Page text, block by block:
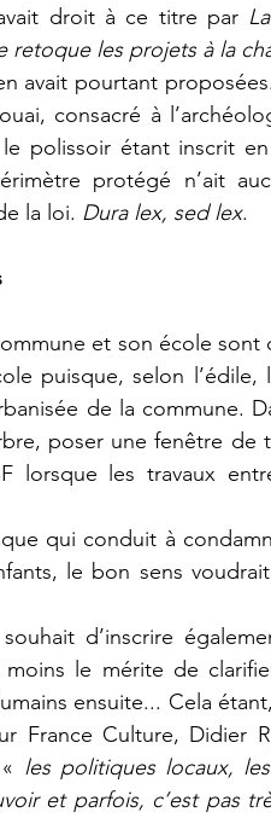
droit à ce titre par
retoque les projets à la
avait pourtant
consacré à
polissoir étant inscrit
protégé n’ait
la loi. Dura lex, sed lex.
et son école sont
puisque, selon
de la commune.
poser une fenêtre de
lorsque les travaux
qui conduit à
le bon sens
d’inscrire
le mérite de
ensuite... Cela
France Culture, Didier
les politiques locaux,
et parfois, c’est pas